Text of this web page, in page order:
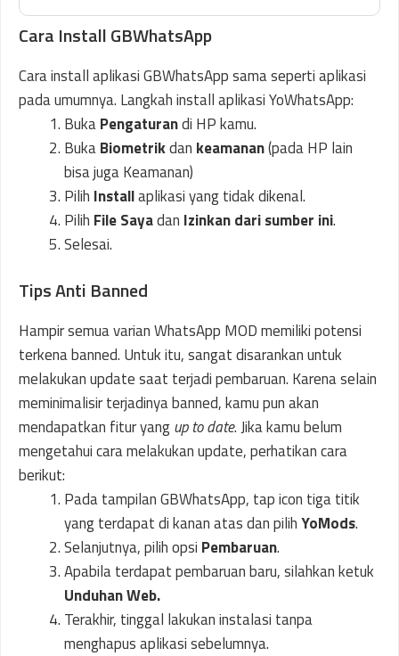
Cara Install GBWhatsApp
Cara install aplikasi GBWhatsApp sama seperti aplikasi
pada umumnya. Langkah install aplikasi YoWhatsApp:
BukaPengaturandi HP kamu.
BukaBiometrikdan keamanan(pada HP lain
bisa juga Keamanan)
Pilih Installaplikasi yang tidak dikenal.
Pilih File Sayadan Izinkan dari sumber ini.
Selesai.
Tips Anti Banned
Hampir semua varian WhatsApp MOD memiliki potensi
terkena banned. Untuk itu, sangat disarankan untuk
melakukan update saat terjadi pembaruan. Karena selain
meminimalisir terjadinya banned, kamu pun akan
mendapatkan fitur yangup to date. Jika kamu belum
mengetahui cara melakukan update, perhatikan cara
berikut:
Pada tampilan GBWhatsApp, tap icon tiga titik
yang terdapat di kanan atas dan pilihYoMods.
Selanjutnya, pilih opsi Pembaruan.
Apabila terdapat pembaruan baru, silahkan ketuk
Unduhan Web.
Terakhir, tinggal lakukan instalasi tanpa
menghapus aplikasi sebelumnya.